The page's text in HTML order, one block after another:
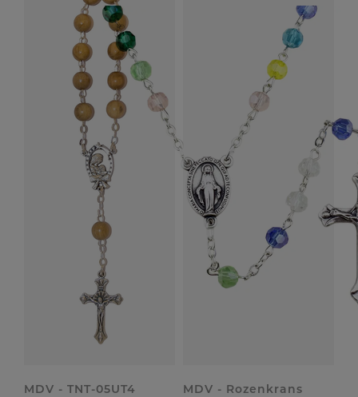
MDV - TNT-05UT4
MDV - Rozenkrans